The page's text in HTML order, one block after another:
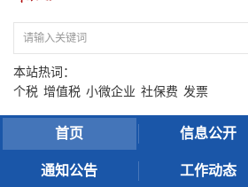
本站热词：
个税 增值税 小微企业 社保费 发票
首页 信息公开
通知公告 工作动态